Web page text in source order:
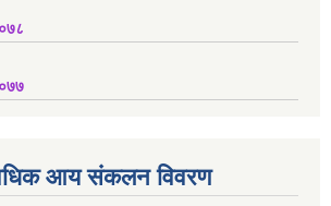
आय संकलन विवरण